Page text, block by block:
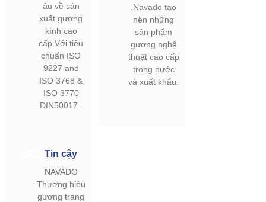
âu về sản
xuất gương
kính cao
cấp.Với tiêu
chuẩn ISO
9227 and
ISO 3768 &
ISO 3770
DIN50017 .
.Navado tạo
nên những
sản phẩm
gương nghệ
thuật cao cấp
trong nước
và xuất khẩu.
Tin cậy
NAVADO
Thương hiệu
gương trang